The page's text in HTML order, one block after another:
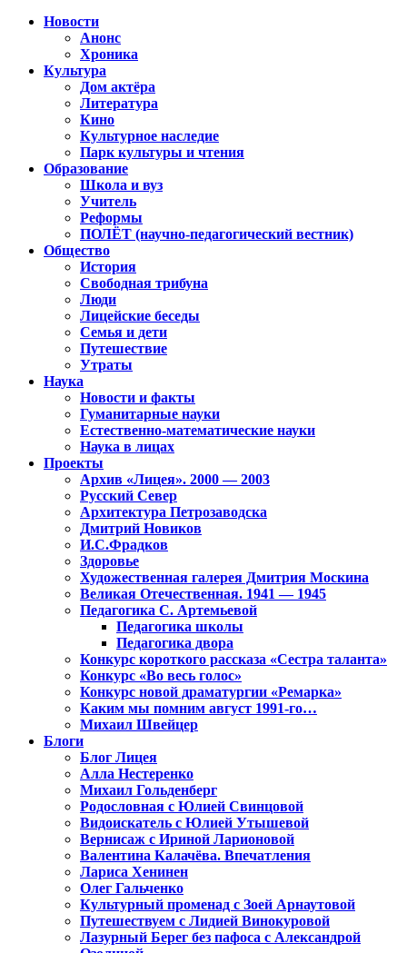
Новости
Анонс
Хроника
Культура
Дом актёра
Литература
Кино
Культурное наследие
Парк культуры и чтения
Образование
Школа и вуз
Учитель
Реформы
ПОЛЁТ (научно-педагогический вестник)
Общество
История
Свободная трибуна
Люди
Лицейские беседы
Семья и дети
Путешествие
Утраты
Наука
Новости и факты
Гуманитарные науки
Естественно-математические науки
Наука в лицах
Проекты
Архив «Лицея». 2000 — 2003
Русский Север
Архитектура Петрозаводска
Дмитрий Новиков
И.С.Фрадков
Здоровье
Художественная галерея Дмитрия Москина
Великая Отечественная. 1941 — 1945
Педагогика С. Артемьевой
Педагогика школы
Педагогика двора
Конкурс короткого рассказа «Сестра таланта»
Конкурс «Во весь голос»
Конкурс новой драматургии «Ремарка»
Каким мы помним август 1991-го…
Михаил Швейцер
Блоги
Блог Лицея
Алла Нестеренко
Михаил Гольденберг
Родословная с Юлией Свинцовой
Видоискатель с Юлией Утышевой
Вернисаж с Ириной Ларионовой
Валентина Калачёва. Впечатления
Лариса Хенинен
Олег Гальченко
Культурный променад с Зоей Арнаутовой
Путешествуем с Лидией Винокуровой
Лазурный Берег без пафоса с Александрой